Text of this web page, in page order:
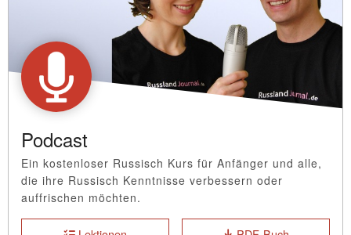
Podcast
Ein kostenloser Russisch Kurs für Anfänger und alle,
die ihre Russisch Kenntnisse verbessern oder
auffrischen möchten.